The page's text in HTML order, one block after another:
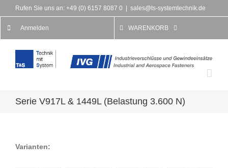
Rufen Sie uns an: +49 (0) 6157 8087 0 sales@ts-systemtechnik.de
Anmelden WARENKORB
Serie V917L & 1449L (Belastung 3.600 N)
Varianten: